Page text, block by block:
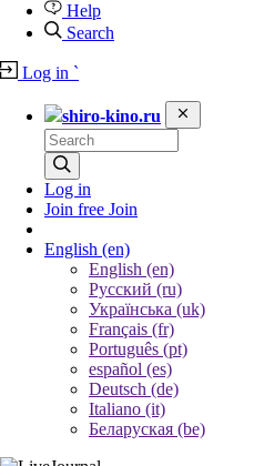
Help
Search
Log in `
shiro-kino.ru
Log in
Join free Join
English (en)
English (en)
Русский (ru)
Українська (uk)
Français (fr)
Português (pt)
español (es)
Deutsch (de)
Italiano (it)
Беларуская (be)